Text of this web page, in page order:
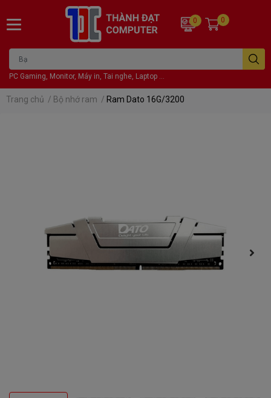
PC Gaming, Monitor, Máy in, Tai nghe, Laptop ...
0 0
Trang chủ / Bộ nhớ ram / Ram Dato 16G/3200